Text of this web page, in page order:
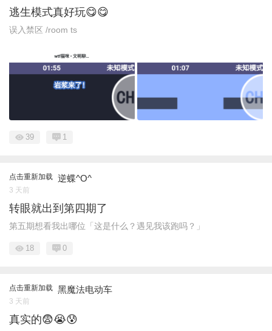
逃生模式真好玩😋😋
误入禁区 /room ts
39 1
点击重新加载 逆蝶^O^
3 天前
转眼就出到第四期了
第五期想看我出哪位「这是什么？遇见我该跑吗？」
18 0
点击重新加载 黑魔法电动车
3 天前
真实的😨😭😰